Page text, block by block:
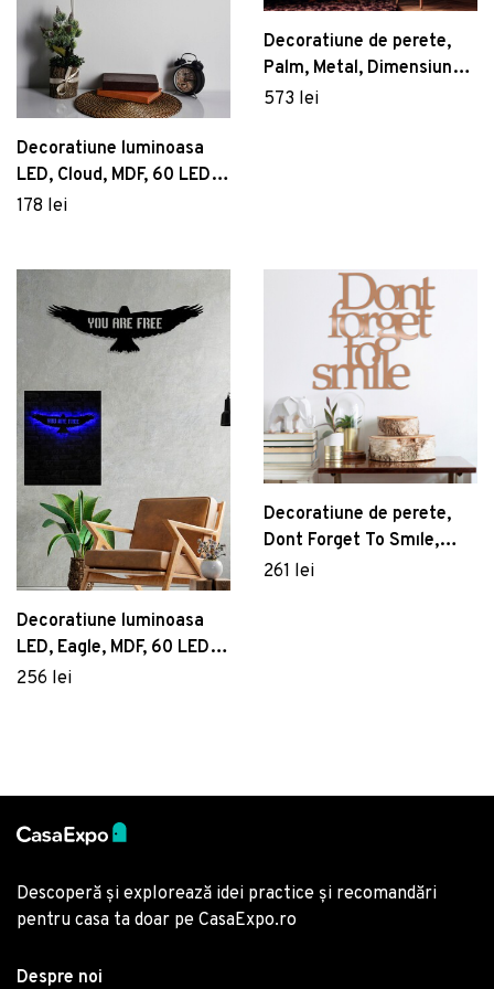
Decoratiune luminoasa
LED, Cloud, MDF, 60 LED-
uri, Albastru
178 lei
Decoratiune de perete,
Palm, Metal, Dimensiune:
130 x 64 cm, Multicolor
573 lei
Decoratiune luminoasa
LED, Eagle, MDF, 60 LED-
uri, Albastru
256 lei
Decoratiune de perete,
Dont Forget To Smıle,
Metal, Dimensiune: 70 x
261 lei
Descoperă și explorează idei practice și recomandări
pentru casa ta doar pe CasaExpo.ro
Despre noi